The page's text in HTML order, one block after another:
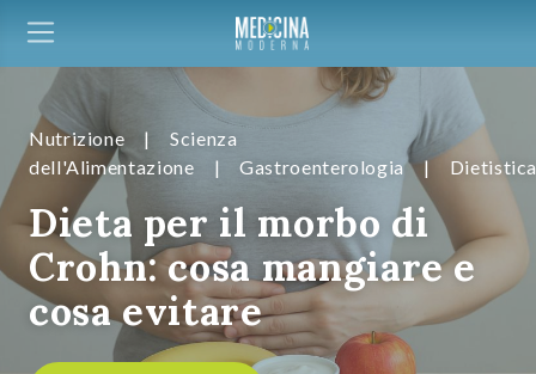
Nutrizione |
Scienza
dell'Alimentazione
| Gastroenterologia |
Dieta per il morbo di
Crohn: cosa mangiare e
cosa evitare